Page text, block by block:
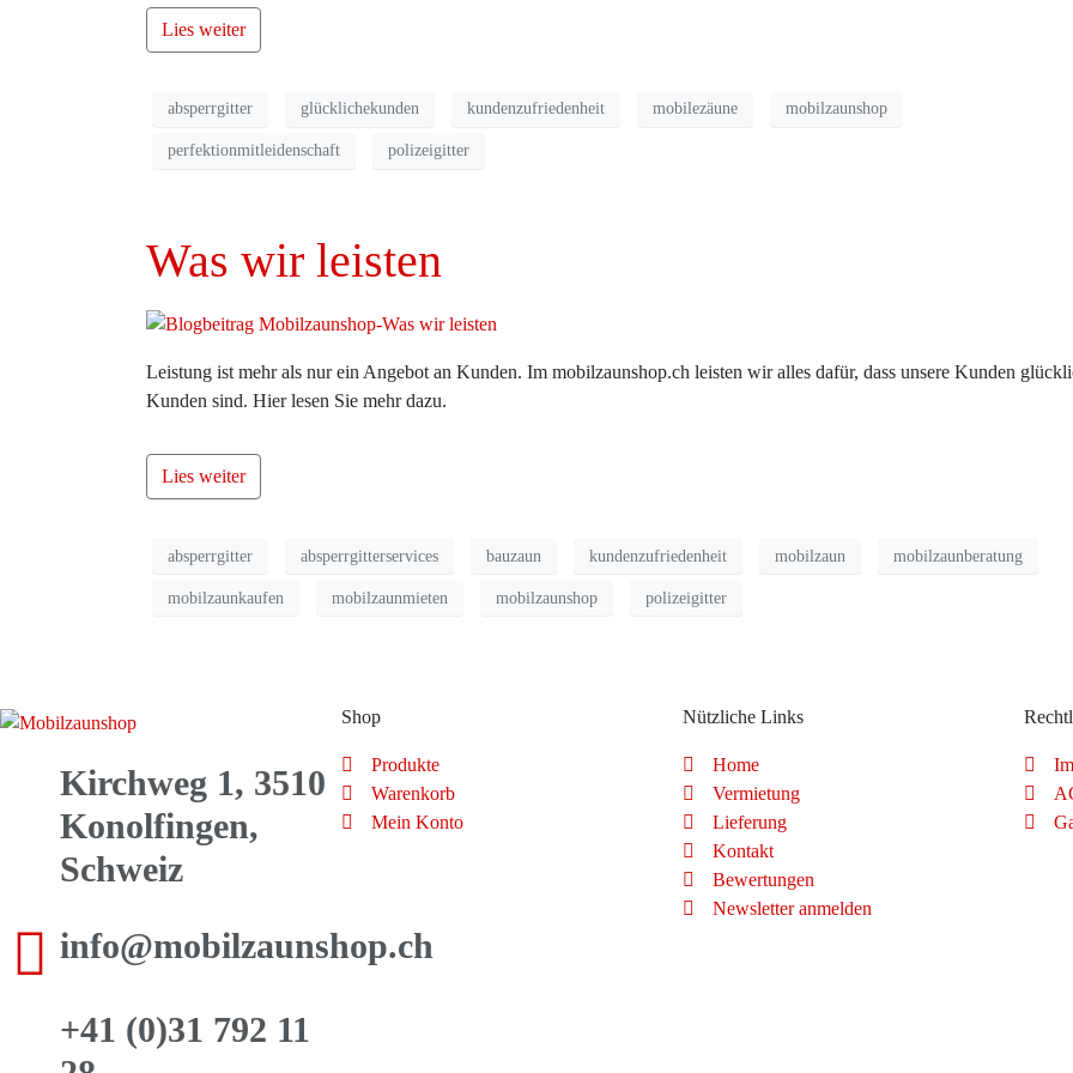
Lies weiter
absperrgitter glücklichekunden kundenzufriedenheit mobilezäune mobilzaunshop
perfektionmitleidenschaft polizeigitter
Was wir leisten
Leistung ist mehr als nur ein Angebot an Kunden. Im mobilzaunshop.ch leisten wir alles dafür, dass unsere Kunden
Kunden sind. Hier lesen Sie mehr dazu.
Lies weiter
absperrgitter absperrgitterservices bauzaun kundenzufriedenheit mobilzaun mobilzaunberatung
mobilzaunkaufen mobilzaunmieten mobilzaunshop polizeigitter
Kirchweg 1, 3510
Konolfingen,
Schweiz
info@mobilzaunshop.ch
+41 (0)31 792 11
Shop
Produkte
Warenkorb
Mein Konto
Nützliche Links
Home
Vermietung
Lieferung
Kontakt
Bewertungen
Newsletter anmelden